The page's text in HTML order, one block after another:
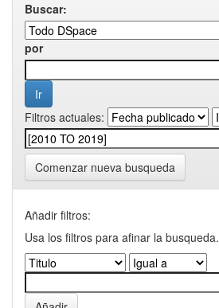
Buscar:
por
Filtros actuales:
Comenzar nueva busqueda
Añadir filtros:
Usa los filtros para afinar la busqueda.